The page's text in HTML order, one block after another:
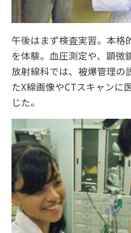
午後はまず検査実習。本格
を体験。血圧測定や、顕微
放射線科では、被爆管理の
たX線画像やCTスキャンに
じた。